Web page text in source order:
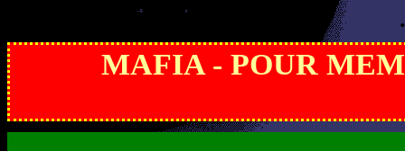
MAFIA - POUR